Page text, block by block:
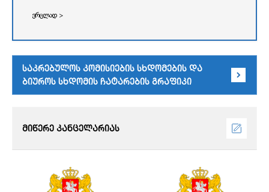
ვრცლად >
საკრებულოს კომისიების სხდომების და
ბიუროს სხდომის ჩატარების გრაფიკი
მიწერე კანცელარიას